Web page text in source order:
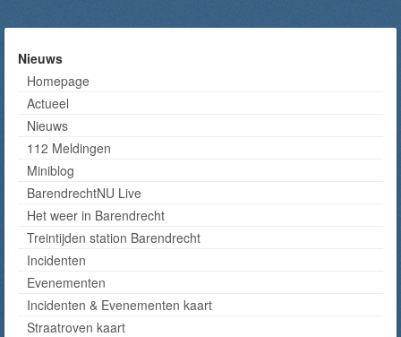
Nieuws
Homepage
Actueel
Nieuws
112 Meldingen
Miniblog
BarendrechtNU Live
Het weer in Barendrecht
Treintijden station Barendrecht
Incidenten
Evenementen
Incidenten & Evenementen kaart
Straatroven kaart